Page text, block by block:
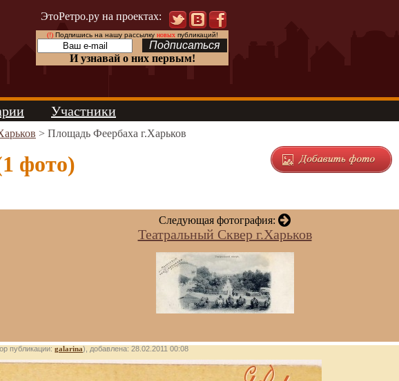
ЭтоРетро.ру на проектах:
(!)Подпишись на нашу рассылку новыхпубликаций!
И узнавай о них первым!
Участники
> Площадь Феербаха г.Харьков
фото)
Следующая фотография:
Театральный Сквер г.Харьков
публикации: galarina), добавлена: 28.02.2011 00:08